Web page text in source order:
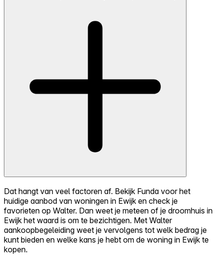
Dat hangt van veel factoren af. Bekijk Funda voor het
huidige aanbod van woningen in Ewijk en check je
favorieten op Walter. Dan weet je meteen of je droomhuis in
Ewijk het waard is om te bezichtigen. Met Walter
aankoopbegeleiding weet je vervolgens tot welk bedrag je
kunt bieden en welke kans je hebt om de woning in Ewijk te
kopen.